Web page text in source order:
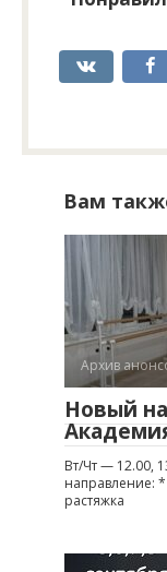
Вам
Архив
Новый
Вт/Чт — 12.00,
направление:
растяжка